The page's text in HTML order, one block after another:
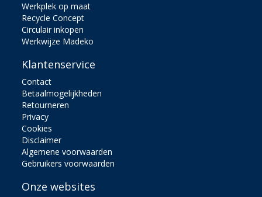
Werkplek op maat
Recycle Concept
Circulair inkopen
Werkwijze Madeko
Klantenservice
Contact
Betaalmogelijkheden
Retourneren
Privacy
Cookies
Disclaimer
Algemene voorwaarden
Gebruikers voorwaarden
Onze websites